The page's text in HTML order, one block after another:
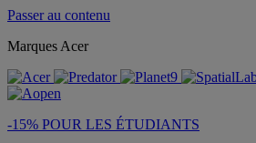
Passer au contenu
Marques Acer
-15% POUR LES ÉTUDIANTS